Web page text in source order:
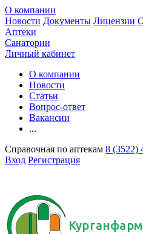
О компании
Новости Документы Лицензии
Аптеки
Санатории
Личный кабинет
О компании
Новости
Статьи
Вопрос-ответ
Вакансии
...
Справочная по аптекам 8 (3522)
Вход Регистрация